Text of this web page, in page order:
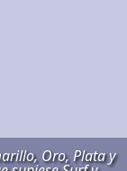
Oro, Plata y